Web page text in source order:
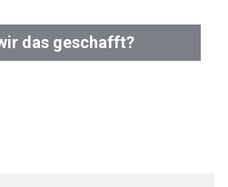
das geschafft?